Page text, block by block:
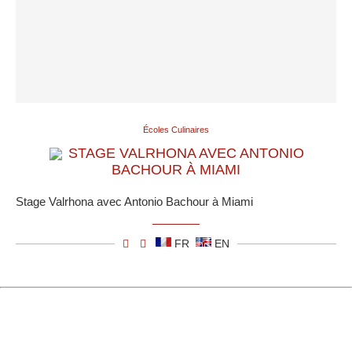
Écoles Culinaires
STAGE VALRHONA AVEC ANTONIO
BACHOUR À MIAMI
Stage Valrhona avec Antonio Bachour à Miami
FR EN